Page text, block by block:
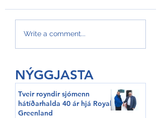
GroAqua útbyggir
alibrúk
Write a comment...
NÝGGJASTA
Tveir royndir sjómenn
hátíðarhalda 40 ár hjá Royal
Greenland